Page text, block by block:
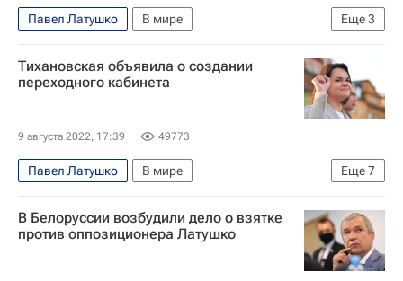
Еще3
Павел Латушко
В мире
Светлана Тихановская
Белоруссия
Сергей Дылевский
Тихановская объявила о создании
переходного кабинета
9 августа 2022, 17:39 49773
Еще7
Павел Латушко
В мире
Александр Лукашенко
Белоруссия
Литва
Эстония
Генеральная Ассамблея ООН
В Белоруссии возбудили дело о взятке
против оппозиционера Латушко